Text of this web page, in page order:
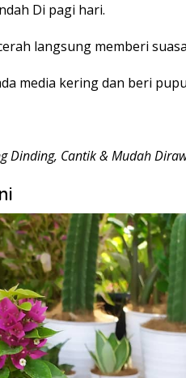
Di pagi hari.
langsung memberi
media kering dan beri
Dinding, Cantik & Mudah